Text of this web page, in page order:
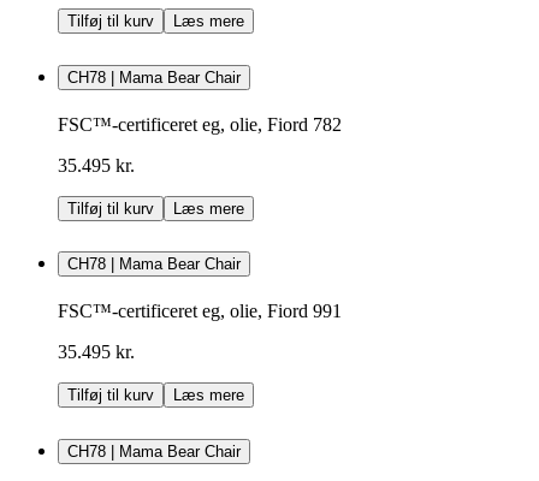
Tilføj til kurv Læs mere
CH78 | Mama Bear Chair
FSC™-certificeret eg, olie, Fiord 782
35.495 kr.
Tilføj til kurv Læs mere
CH78 | Mama Bear Chair
FSC™-certificeret eg, olie, Fiord 991
35.495 kr.
Tilføj til kurv Læs mere
CH78 | Mama Bear Chair